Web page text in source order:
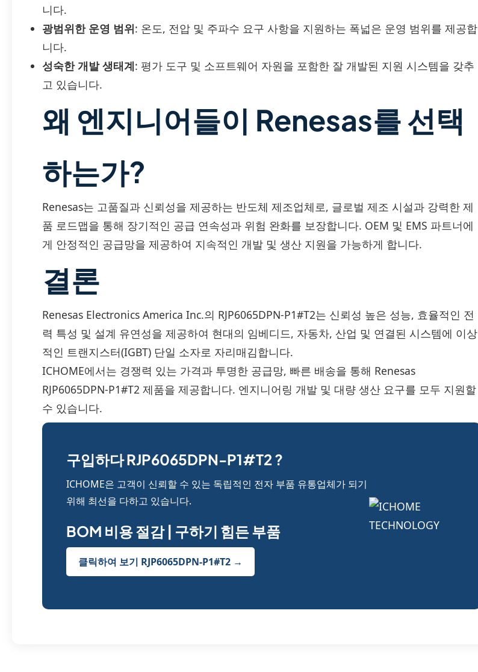
니다.
광범위한 운영 범위: 온도, 전압 및 주파수 요구 사항을 지원하는 폭넓은 운영 범위를 제공합
니다.
성숙한 개발 생태계: 평가 도구 및 소프트웨어 자원을 포함한 잘 개발된 지원 시스템을 갖추
고 있습니다.
왜 엔지니어들이 Renesas를 선택
하는가?
Renesas는 고품질과 신뢰성을 제공하는 반도체 제조업체로, 글로벌 제조 시설과 강력한 제
품 로드맵을 통해 장기적인 공급 연속성과 위험 완화를 보장합니다. OEM 및 EMS 파트너에
게 안정적인 공급망을 제공하여 지속적인 개발 및 생산 지원을 가능하게 합니다.
결론
Renesas Electronics America Inc.의 RJP6065DPN-P1#T2는 신뢰성 높은 성능, 효율적인 전
력 특성 및 설계 유연성을 제공하여 현대의 임베디드, 자동차, 산업 및 연결된 시스템에 이상
적인 트랜지스터(IGBT) 단일 소자로 자리매김합니다.
ICHOME에서는 경쟁력 있는 가격과 투명한 공급망, 빠른 배송을 통해 Renesas
RJP6065DPN-P1#T2 제품을 제공합니다. 엔지니어링 개발 및 대량 생산 요구를 모두 지원할
수 있습니다.
구입하다 RJP6065DPN-P1#T2 ?
ICHOME은 고객이 신뢰할 수 있는 독립적인 전자 부품 유통업체가 되기
위해 최선을 다하고 있습니다.
BOM 비용 절감 | 구하기 힘든 부품
클릭하여 보기 RJP6065DPN-P1#T2 →